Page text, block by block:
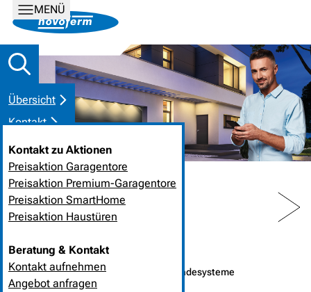
MENÜ
Übersicht
Kontakt
Kontakt zu Aktionen
Preisaktion Garagentore
Preisaktion Premium-Garagentore
Preisaktion SmartHome
Preisaktion Haustüren
Beratung & Kontakt
Kontakt aufnehmen
Angebot anfragen
PREV NEXT
21. April 2023❘Industrietor- und Verladesysteme